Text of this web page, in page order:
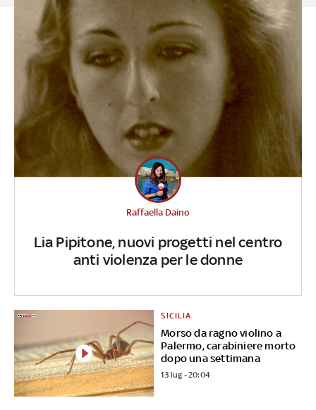
Lia Pipitone, nuovi progetti nel centro
anti violenza per le donne
Raffaella Daino
Morso da ragno violino a
Palermo, carabiniere morto
dopo una settimana
SICILIA
13 lug - 20:04